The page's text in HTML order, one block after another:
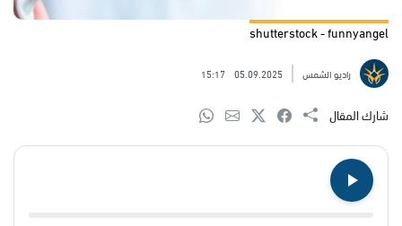
shutterstock - funnyangel
راديو الشمس 05.09.2025
15:17
شارك المقال